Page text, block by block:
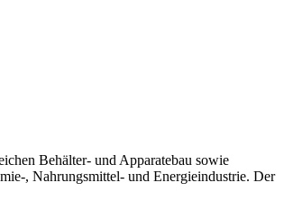
Behälter- und Apparatebau sowie
, Nahrungsmittel- und Energieindustrie. Der